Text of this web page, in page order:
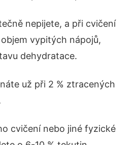
nepijete, a při cvičení
vypitých nápojů,
dehydratace.
už při 2 % ztracených
cvičení nebo jiné fyzické